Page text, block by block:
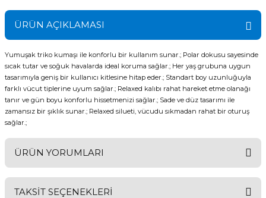
ÜRÜN AÇIKLAMASI
Yumuşak triko kumaşı ile konforlu bir kullanım sunar.; Polar dokusu sayesinde
sıcak tutar ve soğuk havalarda ideal koruma sağlar.; Her yaş grubuna uygun
tasarımıyla geniş bir kullanıcı kitlesine hitap eder.; Standart boy uzunluğuyla
farklı vücut tiplerine uyum sağlar.; Relaxed kalıbı rahat hareket etme olanağı
tanır ve gün boyu konforlu hissetmenizi sağlar.; Sade ve düz tasarımı ile
zamansız bir şıklık sunar.; Relaxed silueti, vücudu sıkmadan rahat bir oturuş
sağlar.;
ÜRÜN YORUMLARI
TAKSİT SEÇENEKLERİ